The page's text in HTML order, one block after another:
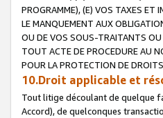
PROGRAMME), (E) VOS TAXES ET
LE MANQUEMENT AUX
OU DE VOS SOUS-TRAITANTS OU
TOUT ACTE DE PROCEDURE AU
POUR LA PROTECTION DE
10.Droit applicable et
Tout litige découlant de quelque
Accord), de quelconques